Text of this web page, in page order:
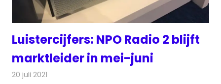
Luistercijfers: NPO Radio 2 blijft
marktleider in mei-juni
20 juli 2021